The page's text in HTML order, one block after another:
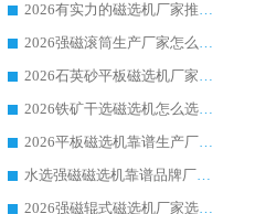
2026有实力的磁选机厂家推荐_华体会手机网页版-华体会(中国) _行业标杆与优质厂商盘点
2026强磁滚筒生产厂家怎么选?行业口碑推荐华体会手机网页版-华体会(中国)
2026石英砂平板磁选机厂家推荐 华体会手机网页版-华体会(中国) 技术实力备受行业认可
2026铁矿干选磁选机怎么选?源头厂家华体会手机网页版-华体会(中国) ，用实力说话
2026平板磁选机靠谱生产厂家怎么选?行业标杆华体会手机网页版-华体会(中国) ，凭硬实力脱颖而出
水选强磁磁选机靠谱品牌厂家推荐：华体会手机网页版-华体会(中国) ，技术实力与口碑双在线
2026强磁辊式磁选机厂家选购技巧_认准华体会手机网页版-华体会(中国) 生产厂家